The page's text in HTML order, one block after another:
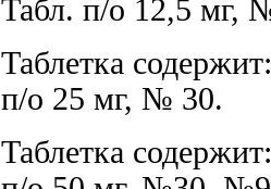
Табл. п/о 12,5 мг,
Таблетка
п/о 25 мг, № 30.
Таблетка